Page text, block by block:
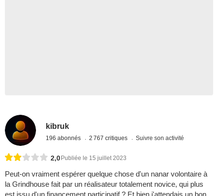
kibruk
196 abonnés 2 767 critiques Suivre son activité
2,0 Publiée le 15 juillet 2023
Peut-on vraiment espérer quelque chose d'un nanar volontaire à
la Grindhouse fait par un réalisateur totalement novice, qui plus